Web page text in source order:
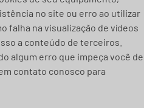
no site ou erro ao utilizar
falha na visualização de vídeos
a conteúdo de terceiros.
algum erro que impeça você de
contato conosco para